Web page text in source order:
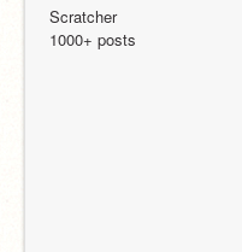
Scratcher
1000+ posts